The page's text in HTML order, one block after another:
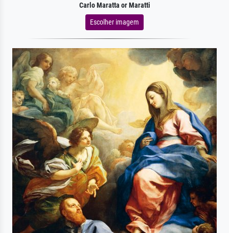
Carlo Maratta or Maratti
Escolher imagem